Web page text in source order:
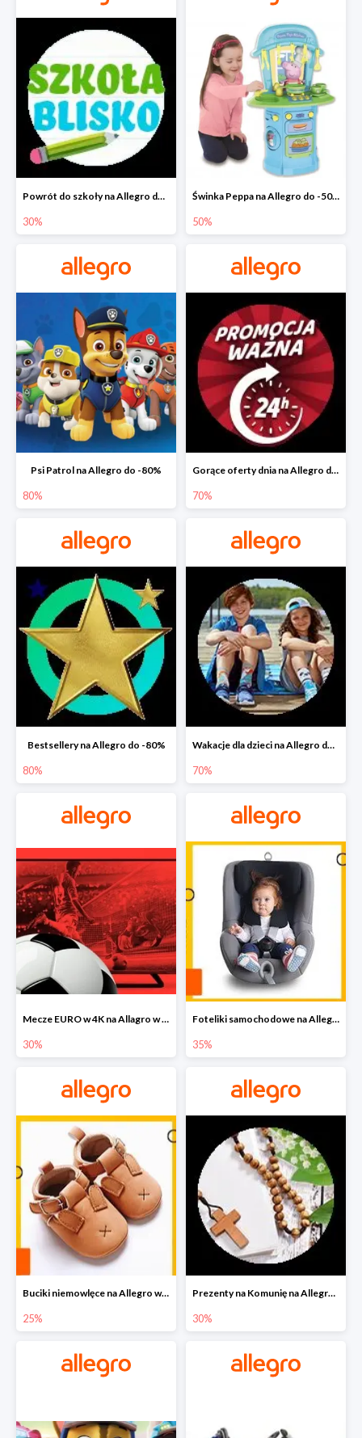
Powrót do szkoły na Allegro do -30%
30%
Świnka Peppa na Allegro do -50%
50%
Psi Patrol na Allegro do -80%
80%
Gorące oferty dnia na Allegro do -50%
70%
Bestsellery na Allegro do -80%
80%
Wakacje dla dzieci na Allegro do -70%
70%
Mecze EURO w 4K na Allagro w super cenach
30%
Foteliki samochodowe na Allegro w super cenach
35%
Buciki niemowlęce na Allegro w super cenach
25%
Prezenty na Komunię na Allegro do -30%
30%